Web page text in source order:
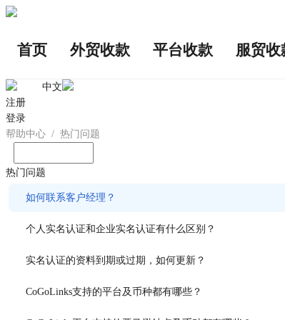
首页 外贸收款 平台收款 服贸收
中文
注册
登录
帮助中心 / 热门问题
热门问题
如何联系客户经理？
个人实名认证和企业实名认证有什么区别？
实名认证的资料到期或过期，如何更新？
CoGoLinks支持的平台及币种都有哪些？